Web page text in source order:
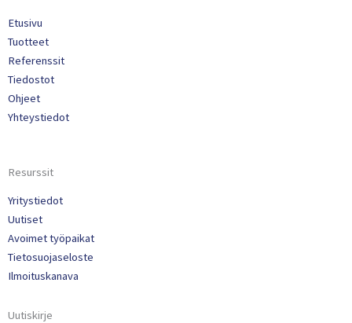
Etusivu
Tuotteet
Referenssit
Tiedostot
Ohjeet
Yhteystiedot
Resurssit
Yritystiedot
Uutiset
Avoimet työpaikat
Tietosuojaseloste
Ilmoituskanava
Uutiskirje